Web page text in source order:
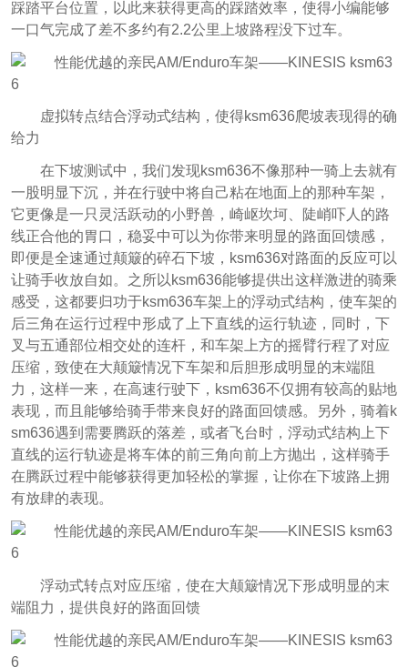
踩踏平台位置，以此来获得更高的踩踏效率，使得小编能够
一口气完成了差不多约有2.2公里上坡路程没下过车。
虚拟转点结合浮动式结构，使得ksm636爬坡表现得的确
给力
在下坡测试中，我们发现ksm636不像那种一骑上去就有
一股明显下沉，并在行驶中将自己粘在地面上的那种车架，
它更像是一只灵活跃动的小野兽，崎岖坎坷、陡峭吓人的路
线正合他的胃口，稳妥中可以为你带来明显的路面回馈感，
即便是全速通过颠簸的碎石下坡，ksm636对路面的反应可以
让骑手收放自如。之所以ksm636能够提供出这样激进的骑乘
感受，这都要归功于ksm636车架上的浮动式结构，使车架的
后三角在运行过程中形成了上下直线的运行轨迹，同时，下
叉与五通部位相交处的连杆，和车架上方的摇臂行程了对应
压缩，致使在大颠簸情况下车架和后胆形成明显的末端阻
力，这样一来，在高速行驶下，ksm636不仅拥有较高的贴地
表现，而且能够给骑手带来良好的路面回馈感。另外，骑着k
sm636遇到需要腾跃的落差，或者飞台时，浮动式结构上下
直线的运行轨迹是将车体的前三角向前上方抛出，这样骑手
在腾跃过程中能够获得更加轻松的掌握，让你在下坡路上拥
有放肆的表现。
浮动式转点对应压缩，使在大颠簸情况下形成明显的末
端阻力，提供良好的路面回馈